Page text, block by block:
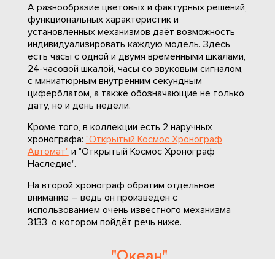
А разнообразие цветовых и фактурных решений,
функциональных характеристик и
установленных механизмов даёт возможность
индивидуализировать каждую модель. Здесь
есть часы с одной и двумя временными шкалами,
24-часовой шкалой, часы со звуковым сигналом,
с миниатюрным внутренним секундным
циферблатом, а также обозначающие не только
дату, но и день недели.
Кроме того, в коллекции есть 2 наручных
хронографа: "Открытый Космос Хронограф
Автомат" и "Открытый Космос Хронограф
Наследие".
На второй хронограф обратим отдельное
внимание – ведь он произведен с
использованием очень известного механизма
3133, о котором пойдёт речь ниже.